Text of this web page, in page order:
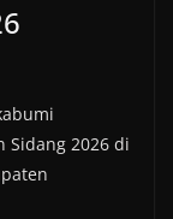
Sidang 2026 di